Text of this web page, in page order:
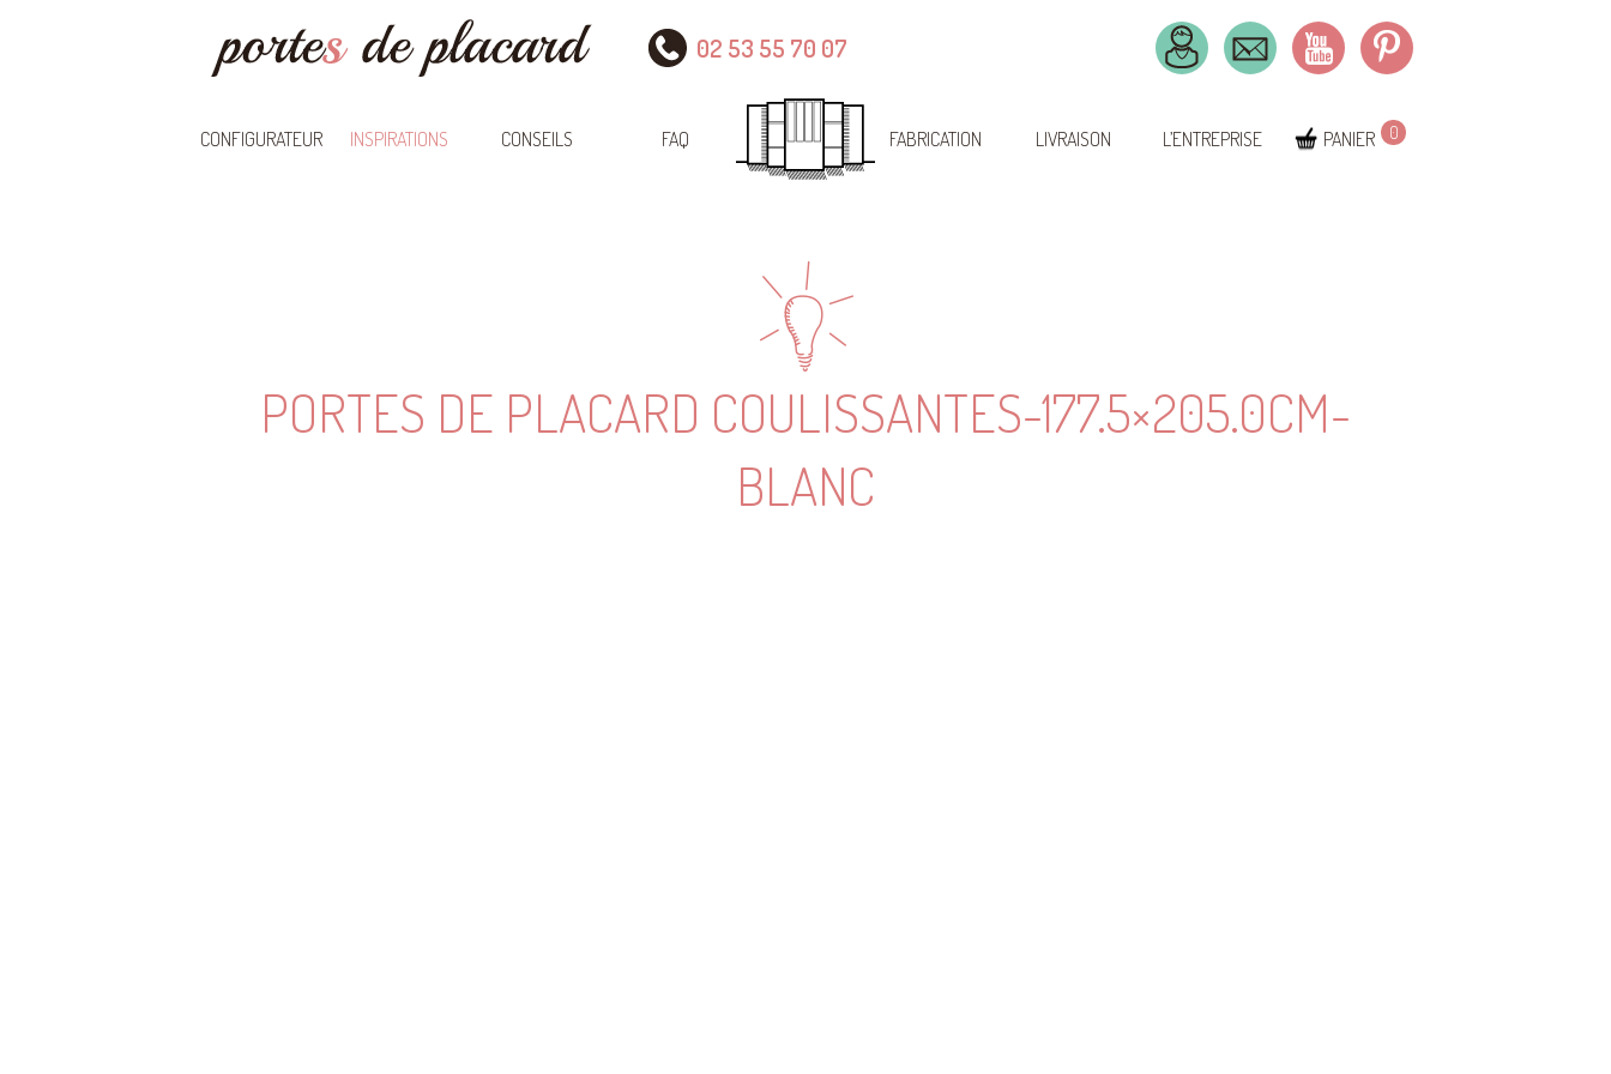
02 53 55 70 07
CONFIGURATEUR INSPIRATIONS CONSEILS FAQ FABRICATION LIVRAISON L’ENTREPRISE PANIER 0
PORTES DE PLACARD COULISSANTES-177.5×205.0CM-
BLANC